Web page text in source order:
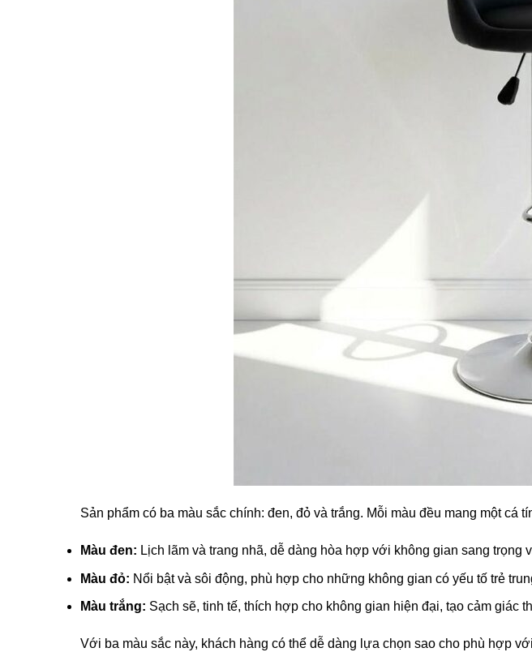
Sản phẩm có ba màu sắc chính: đen, đỏ và trắng. Mỗi màu đều mang một cá
Màu đen: Lịch lãm và trang nhã, dễ dàng hòa hợp với không gian sang trọng
Màu đỏ: Nổi bật và sôi động, phù hợp cho những không gian có yếu tố trẻ
Màu trắng: Sạch sẽ, tinh tế, thích hợp cho không gian hiện đại, tạo cảm giác
Với ba màu sắc này, khách hàng có thể dễ dàng lựa chọn sao cho phù hợp